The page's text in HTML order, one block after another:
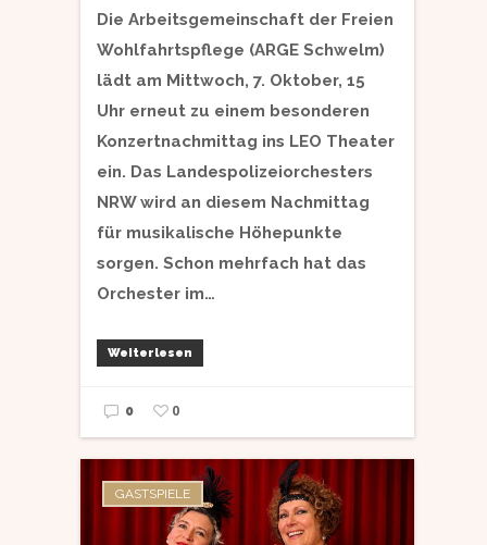
Die Arbeitsgemeinschaft der Freien
Wohlfahrtspflege (ARGE Schwelm)
lädt am Mittwoch, 7. Oktober, 15
Uhr erneut zu einem besonderen
Konzertnachmittag ins LEO Theater
ein. Das Landespolizeiorchesters
NRW wird an diesem Nachmittag
für musikalische Höhepunkte
sorgen. Schon mehrfach hat das
Orchester im…
Weiterlesen
0 0
GASTSPIELE